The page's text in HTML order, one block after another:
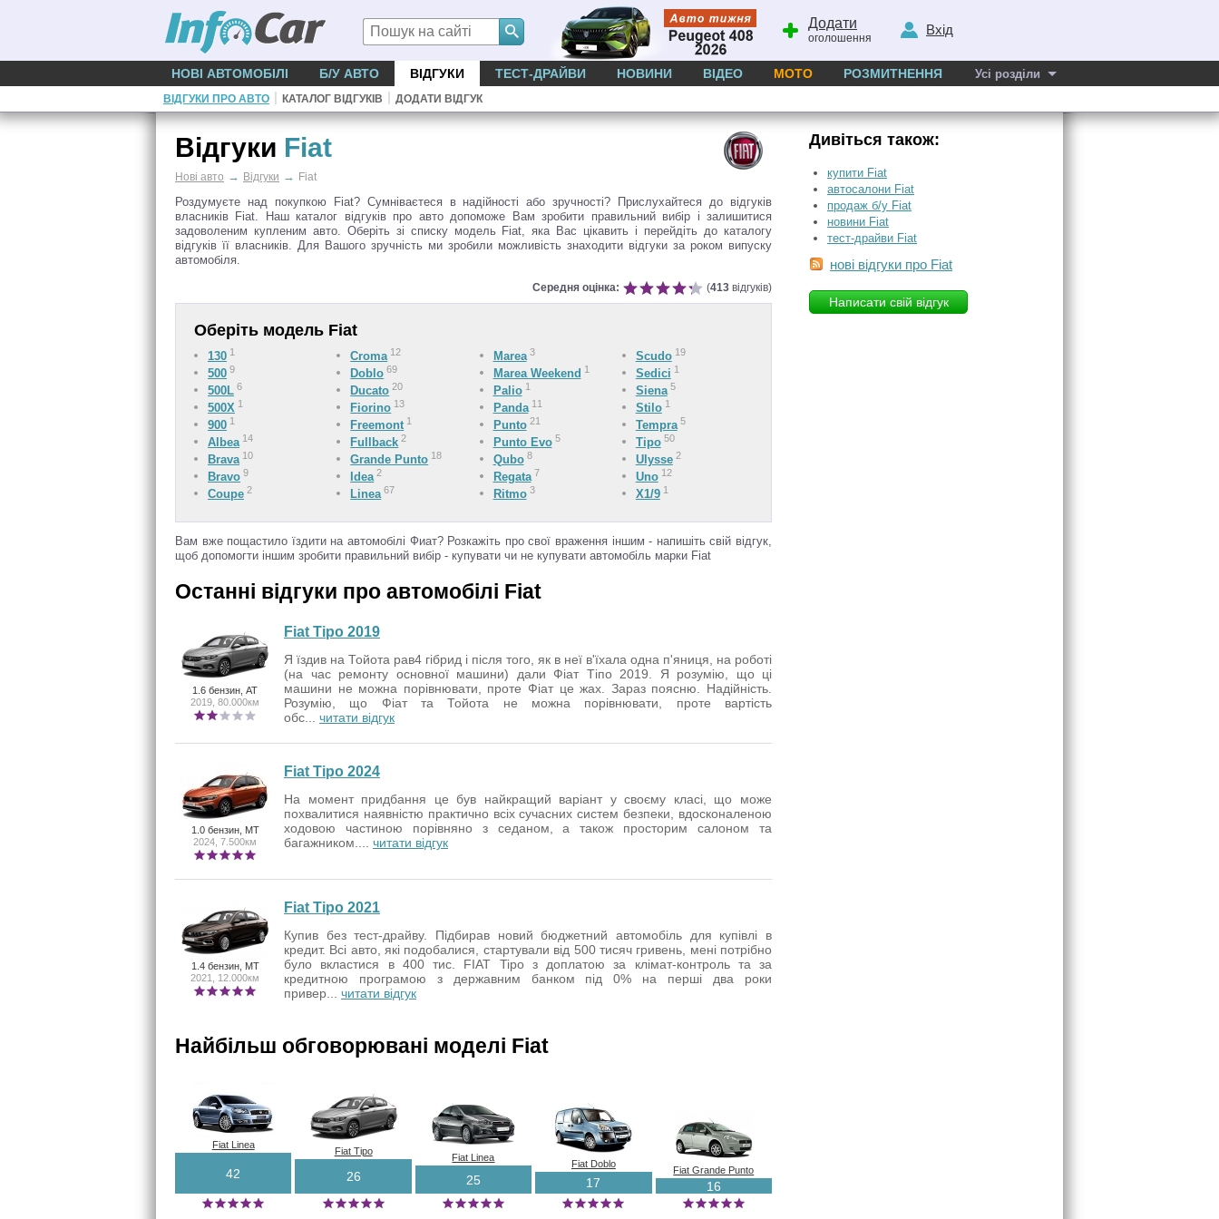
Додати
оголошення
Вхід
НОВІ АВТОМОБІЛІ Б/У АВТО ВІДГУКИ ТЕСТ-ДРАЙВИ НОВИНИ ВІДЕО МОТО РОЗМИТНЕННЯ Усі розділи
ВІДГУКИ ПРО АВТО | КАТАЛОГ ВІДГУКІВ | ДОДАТИ ВІДГУК
Відгуки Fiat
Нові авто → Відгуки → Fiat
Роздумуєте над покупкою Fiat? Сумніваєтеся в надійності або зручності? Прислухайтеся до відгуків
власників Fiat. Наш каталог відгуків про авто допоможе Вам зробити правильний вибір і залишитися
задоволеним купленим авто. Оберіть зі списку модель Fiat, яка Вас цікавить і перейдіть до каталогу
відгуків її власників. Для Вашого зручність ми зробили можливість знаходити відгуки за роком випуску
автомобіля.
Середня оцінка: (413 відгуків)
Оберіть модель Fiat
130 1
500 9
500L 6
500X 1
900 1
Albea 14
Brava 10
Bravo 9
Coupe 2
Croma 12
Doblo 69
Ducato 20
Fiorino 13
Freemont 1
Fullback 2
Grande Punto 18
Idea 2
Linea 67
Marea 3
Marea Weekend 1
Palio 1
Panda 11
Punto 21
Punto Evo 5
Qubo 8
Regata 7
Ritmo 3
Scudo 19
Sedici 1
Siena 5
Stilo 1
Tempra 5
Tipo 50
Ulysse 2
Uno 12
X1/9 1
Вам вже пощастило їздити на автомобілі Фиат? Розкажіть про свої враження іншим - напишіть свій відгук,
щоб допомогти іншим зробити правильний вибір - купувати чи не купувати автомобіль марки Fiat
Останні відгуки про автомобілі Fiat
1.6 бензин, AT
2019, 80.000км
Fiat Tipo 2019
Я їздив на Тойота рав4 гібрид і після того, як в неї в'їхала одна п'яниця, на роботі
(на час ремонту основної машини) дали Фіат Тіпо 2019. Я розумію, що ці
машини не можна порівнювати, проте Фіат це жах. Зараз поясню. Надійність.
Розумію, що Фіат та Тойота не можна порівнювати, проте вартість
обс... читати відгук
1.0 бензин, MT
2024, 7.500км
Fiat Tipo 2024
На момент придбання це був найкращий варіант у своєму класі, що може
похвалитися наявністю практично всіх сучасних систем безпеки, вдосконаленою
ходовою частиною порівняно з седаном, а також просторим салоном та
багажником.... читати відгук
1.4 бензин, MT
2021, 12.000км
Fiat Tipo 2021
Купив без тест-драйву. Підбирав новий бюджетний автомобіль для купівлі в
кредит. Всі авто, які подобалися, стартували від 500 тисяч гривень, мені потрібно
було вкластися в 400 тис. FIAT Tipo з доплатою за клімат-контроль та за
кредитною програмою з державним банком під 0% на перші два роки
привер... читати відгук
Найбільш обговорювані моделі Fiat
Fiat Linea
42
Fiat Tipo
26
Fiat Linea
25
Fiat Doblo
17
Fiat Grande Punto
16
Дивіться також:
купити Fiat
автосалони Fiat
продаж б/у Fiat
новини Fiat
тест-драйви Fiat
нові відгуки про Fiat
Написати свій відгук